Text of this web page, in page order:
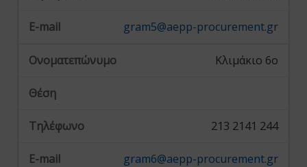
gram5@aepp-procurement.gr
Κλιμάκιο 6ο
213 2141 244
gram6@aepp-procurement.gr